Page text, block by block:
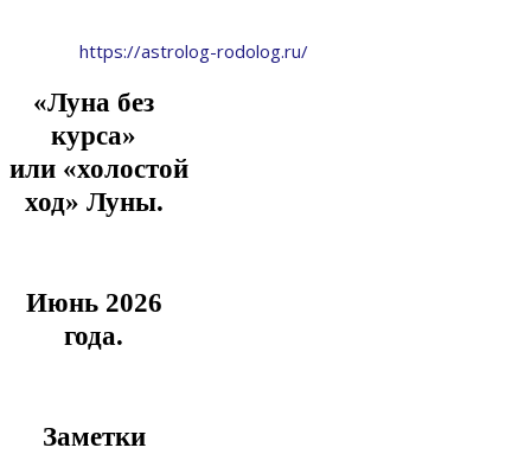
https://astrolog-rodolog.ru/
«Луна без
курса»
или «холостой
ход» Луны.
Июнь 2026
года.
Заметки